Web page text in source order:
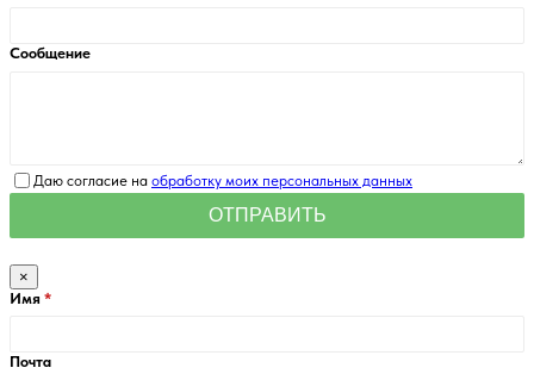
Сообщение
Даю согласие на обработку моих персональных данных
×
Имя
Почта